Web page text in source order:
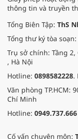
thông tin và truyền
Tổng Biên Tập: ThS
Tổng thư ký tòa soạn:
Trụ sở chính: Tầng
, Hà Nội
Hotline: 0898582228.
Văn phòng TP.HCM:
Chí Minh
Hotline: 0949.737.666
Cố vấn chuyên môn: